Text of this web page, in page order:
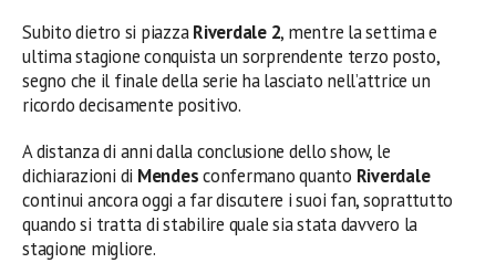
Subito dietro si piazzaRiverdale 2, mentre la settima e
ultima stagione conquista un sorprendente terzo posto,
segno che il finale della serie ha lasciato nell’attrice un
ricordo decisamente positivo.
A distanza di anni dalla conclusione dello show, le
dichiarazioni di Mendesconfermano quanto Riverdale
continui ancora oggi a far discutere i suoi fan, soprattutto
quando si tratta di stabilire quale sia stata davvero la
stagione migliore.